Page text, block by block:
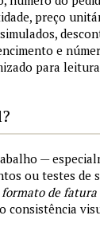
preço
e
para
—
ou testes de
formato de fatura
consistência